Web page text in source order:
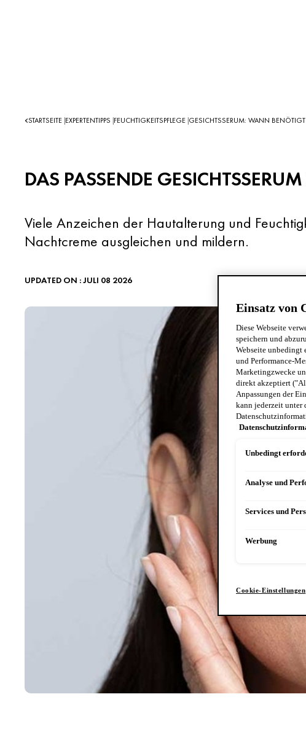
STARTSEITE EXPERTENTIPPS FEUCHTIGKEITSPFLEGE GESICHTSSERUM: WANN BENÖTIGT
DAS PASSENDE
Viele Anzeichen der Hautalterung und
Nachtcreme ausgleichen und mildern.
UPDATED ON : JULI 08 2026
Einsatz von
Diese Webseite
speichern und
Webseite unbedingt
und Performance-
Marketingzwecke
direkt akzeptiert
Anpassungen der
kann jederzeit unter
Unbedingt
Analyse und
Services und
Werbung
Cookie-Einstellungen